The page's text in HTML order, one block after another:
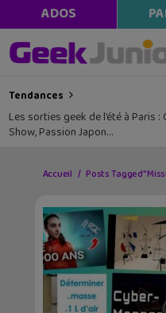
ADOS
Tendances
Les sorties geek de l’été à Paris
Show, Passion Japon…
Accueil Posts Tagged